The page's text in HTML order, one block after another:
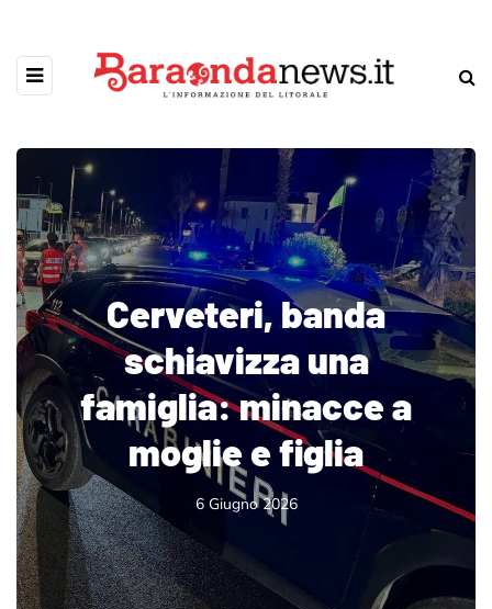
Cerveteri, banda
schiavizza una
famiglia: minacce a
moglie e figlia
6 Giugno 2026